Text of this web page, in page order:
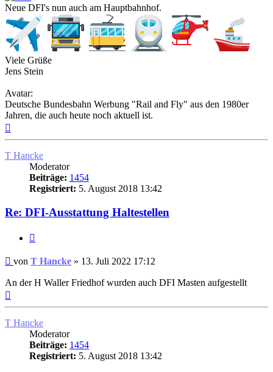
Neue DFI's nun auch am Hauptbahnhof.
Viele Grüße
Jens Stein
Avatar:
Deutsche Bundesbahn Werbung "Rail and Fly" aus den 1980er
Jahren, die auch heute noch aktuell ist.
T Hancke
Moderator
Beiträge: 1454
Registriert: 5. August 2018 13:42
Re: DFI-Ausstattung Haltestellen
Ungelesener
von T Hancke » 13. Juli 2022 17:12
An der H Waller Friedhof wurden auch DFI Masten aufgestellt
T Hancke
Moderator
Beiträge: 1454
Registriert: 5. August 2018 13:42